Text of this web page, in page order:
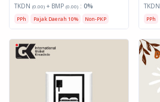
TKDN (0.00) + BMP (0.00) : 0%
PPh Pajak Daerah 10% Non-PKP
TKDN
PPh